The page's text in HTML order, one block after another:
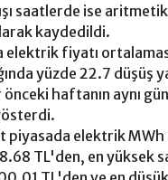
saatlerde ise
kaydedildi.
elektrik fiyatı
yüzde 22.7 düşüş
haftanın aynı
piyasada elektrik
TL'den, en yüksek